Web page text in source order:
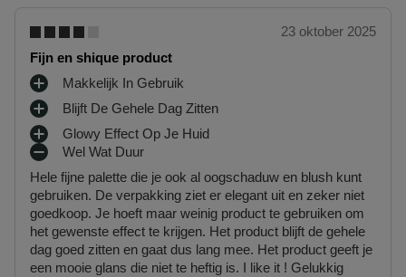
23 oktober 2025
Fijn en shique product
Hele fijne palette die je ook al oogschaduw en blush kunt
gebruiken. De verpakking ziet er elegant uit en zeker niet
goedkoop. Je hoeft maar weinig product te gebruiken om
het gewenste effect te krijgen. Het product blijft de gehele
dag goed zitten en gaat dus lang mee. Het product geeft je
een mooie glans die niet te heftig is. I like it ! Gelukkig
P
L
U
S
P
U
N
T
E
N
Makkelijk In Gebruik
P
L
U
S
U
N
Blijft De Gehele Dag Zitten
P
L
U
S
P
U
N
T
Glowy Effect Op Je Huid
M
N
P
U
N
T
Wel Wat Duur